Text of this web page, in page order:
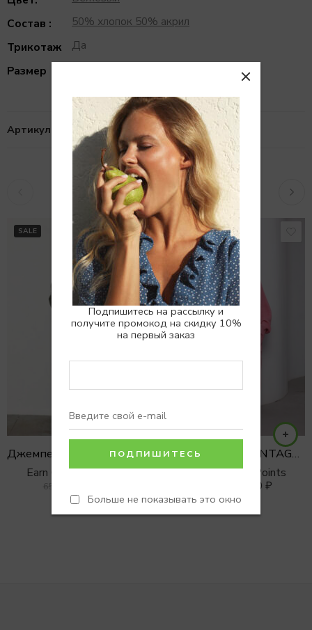
Подпишитесь на рассылку и
получите промокод на скидку 10%
на первый заказ
Больше не показывать это окно
Состав :
50% хлопок 50% акрил
Трикотаж
Да
Размер
Артикул: 101091125
Похожие товары
SALE
Джемпер поло из премиального хлопка
Earn 0 Reward Points
6500
one
SALE
Кардиган MAXI VINTAGE с потертостями ROSE
Earn 0 Reward Points
8990 ₽